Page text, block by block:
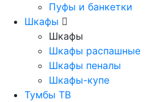
Пуфы и банкетки
Шкафы
Шкафы
Шкафы распашные
Шкафы пеналы
Шкафы-купе
Тумбы ТВ